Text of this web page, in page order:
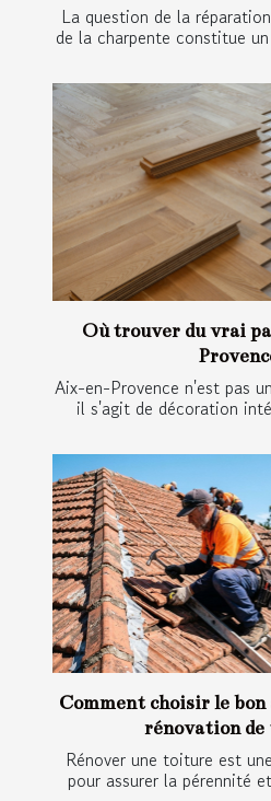
La question de la
de la charpente constitue
Où trouver du vrai
Aix-en-Provence n'est pas
il s'agit de décoration
Comment choisir le
rénovation
Rénover une toiture est
pour assurer la pérennité